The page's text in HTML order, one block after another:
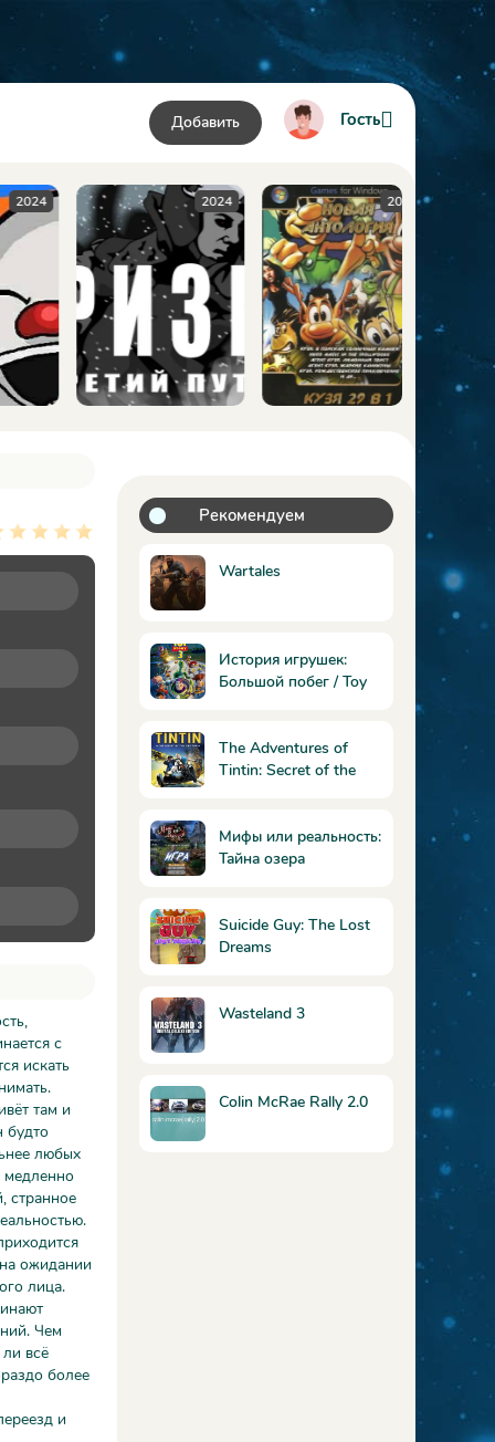
Добавить Гость
2024 2009
с
искать
там и
будто
любых
медленно
странное
ожидании
лица.
Чем
всё
более
и
Рекомендуем
Wartales
История игрушек:
Большой побег / Toy
The Adventures of
Tintin: Secret of the
Тайна Единорога
Мифы или реальность:
Тайна озера
Suicide Guy: The Lost
Dreams
Wasteland 3
Colin McRae Rally 2.0